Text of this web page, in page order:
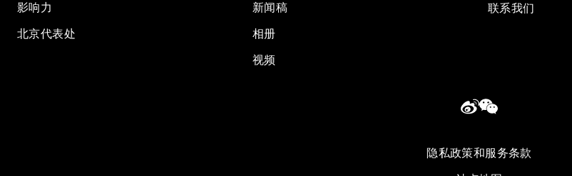
影响力
北京代表处
新闻稿
相册
视频
联系我们
隐私政策和服务条款